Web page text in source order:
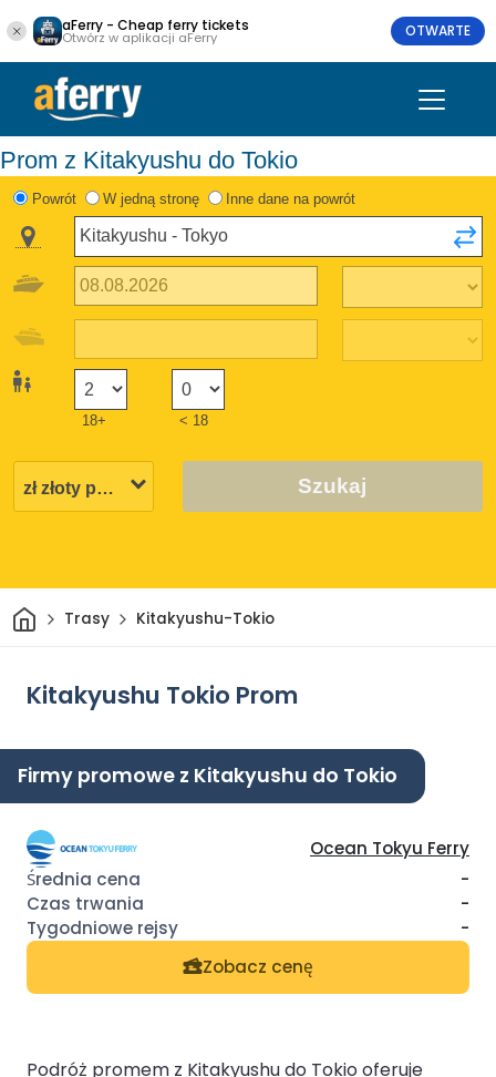
aFerry - Cheap ferry tickets
Otwórz w aplikacji aFerry OTWARTE
Prom z Kitakyushu do Tokio
Powrót W jedną stronę Inne dane na powrót
18+ < 18
Szukaj
DomTrasy Kitakyushu-Tokio
Kitakyushu Tokio Prom
Firmy promowe z Kitakyushu do Tokio
Ocean Tokyu Ferry
-
-
-
Zobacz cenę
Podróż promem z Kitakyushu do Tokio oferuje